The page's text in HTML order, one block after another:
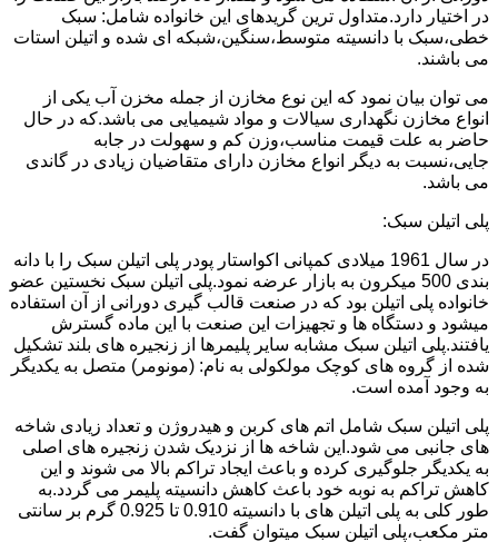
در اختیار دارد.متداول ترین گریدهای این خانواده شامل: سبک
خطی،سبک با دانسیته متوسط،سنگین،شبکه ای شده و اتیلن استات
می باشند.
می توان بیان نمود که این نوع مخازن از جمله مخزن آب یکی از
انواع مخازن نگهداری سیالات و مواد شیمیایی می باشد.که در حال
حاضر به علت قیمت مناسب،وزن کم و سهولت در جابه
جایی،نسبت به دیگر انواع مخازن دارای متقاضیان زیادی در گاندی
می باشد.
پلی اتیلن سبک:
در سال 1961 میلادی کمپانی اکواستار پودر پلی اتیلن سبک را با دانه
بندی 500 میکرون به بازار عرضه نمود.پلی اتیلن سبک نخستین عضو
خانواده پلی اتیلن بود که در صنعت قالب گیری دورانی از آن استفاده
میشود و دستگاه ها و تجهیزات این صنعت با این ماده گسترش
یافتند.پلی اتیلن سبک مشابه سایر پلیمرها از زنجیره های بلند تشکیل
شده از گروه های کوچک مولکولی به نام: (مونومر) متصل به یکدیگر
به وجود آمده است.
پلی اتیلن سبک شامل اتم های کربن و هیدروژن و تعداد زیادی شاخه
های جانبی می شود.این شاخه ها از نزدیک شدن زنجیره های اصلی
به یکدیگر جلوگیری کرده و باعث ایجاد تراکم بالا می شوند و این
کاهش تراکم به نوبه خود باعث کاهش دانسیته پلیمر می گردد.به
طور کلی به پلی اتیلن های با دانسیته 0.910 تا 0.925 گرم بر سانتی
متر مکعب،پلی اتیلن سبک میتوان گفت.